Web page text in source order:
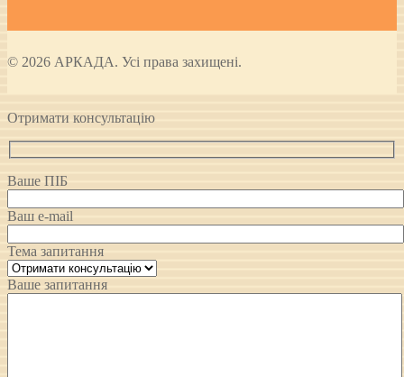
© 2026 АРКАДА. Усі права захищені.
Отримати консультацію
Ваше ПІБ
Ваш e-mail
Тема запитання
Ваше запитання